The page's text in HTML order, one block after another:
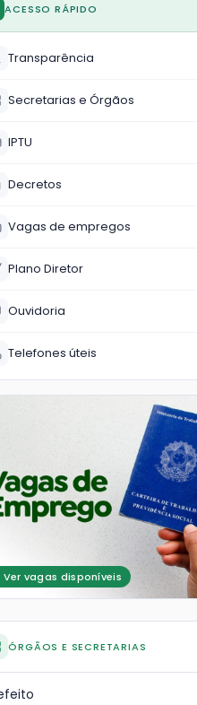
ACESSO RÁPIDO
Transparência
Secretarias e Órgãos
IPTU
Decretos
Vagas de empregos
Plano Diretor
Ouvidoria
Telefones úteis
Ver vagas disponíveis
ÓRGÃOS E SECRETARIAS